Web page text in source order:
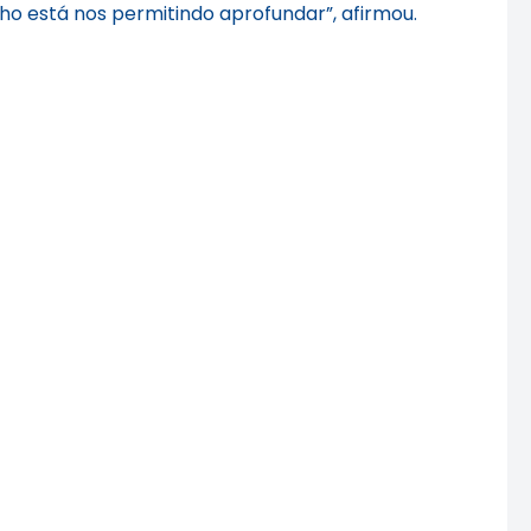
está nos permitindo aprofundar”, afirmou.